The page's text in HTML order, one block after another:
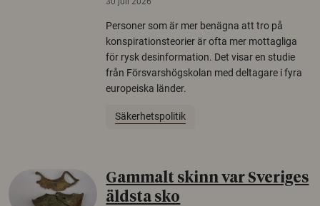
Personer som är mer benägna att tro på
konspirationsteorier är ofta mer mottagliga
för rysk desinformation. Det visar en studie
från Försvarshögskolan med deltagare i fyra
europeiska länder.
Säkerhetspolitik
Gammalt skinn var Sveriges
äldsta sko